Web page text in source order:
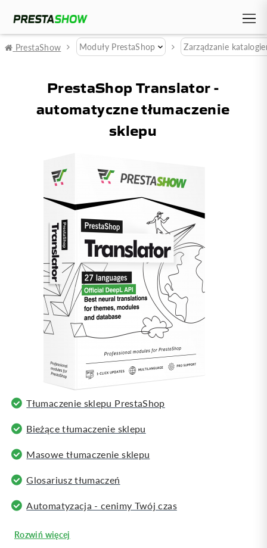
PrestaShow Moduły PrestaShop Zarządzanie
PrestaShop Translator -
automatyczne tłumaczenie
sklepu
Tłumaczenie sklepu PrestaShop
Bieżące tłumaczenie sklepu
Masowe tłumaczenie sklepu
Glosariusz tłumaczeń
Automatyzacja - cenimy Twój czas
Rozwiń więcej